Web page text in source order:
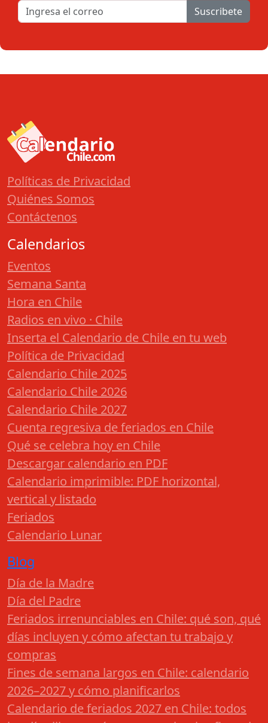
Suscribete
Políticas de Privacidad
Quiénes Somos
Contáctenos
Calendarios
Eventos
Semana Santa
Hora en Chile
Radios en vivo · Chile
Inserta el Calendario de Chile en tu web
Política de Privacidad
Calendario Chile 2025
Calendario Chile 2026
Calendario Chile 2027
Cuenta regresiva de feriados en Chile
Qué se celebra hoy en Chile
Descargar calendario en PDF
Calendario imprimible: PDF horizontal,
vertical y listado
Feriados
Calendario Lunar
Blog
Día de la Madre
Día del Padre
Feriados irrenunciables en Chile: qué son, qué
días incluyen y cómo afectan tu trabajo y
compras
Fines de semana largos en Chile: calendario
2026–2027 y cómo planificarlos
Calendario de feriados 2027 en Chile: todos